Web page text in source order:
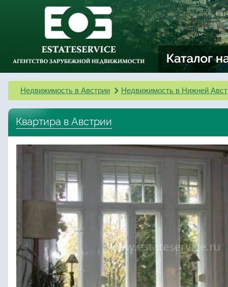
Недвижимость в Австрии Недвижимость в Нижней
Квартира в Австрии